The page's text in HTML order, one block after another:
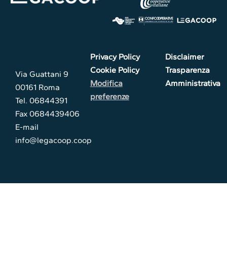
Via Guattani 9
00161 Roma
Tel. 06844391
Fax 0684439406
E-mail
info@legacoop.coop
Privacy Policy
Cookie Policy
Modifica
preferenze
Disclaimer
Trasparenza
Amministrativa